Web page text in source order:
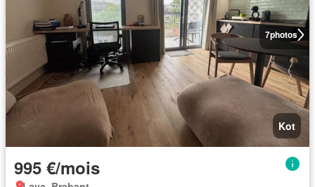
7photos
Kot
995 €/mois